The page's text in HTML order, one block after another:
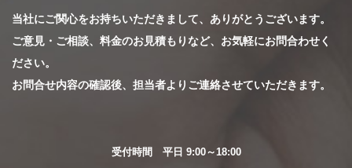
当社にご関心をお持ちいただきまして、ありがとうございます。
ご意見・ご相談、料金のお見積もりなど、お気軽にお問合わせく
ださい。
お問合せ内容の確認後、担当者よりご連絡させていただきます。
受付時間 平日 9:00～18:00